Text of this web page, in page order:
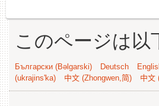
このページは以
Български (Bəlgarski) Deutsch
(ukrajins'ka)
中文 (Zhongwen,简) 中文